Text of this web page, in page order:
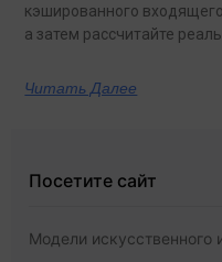
кэшированного
а затем рассчитайте
Читать Далее
Посетите сайт
Модели искусственного